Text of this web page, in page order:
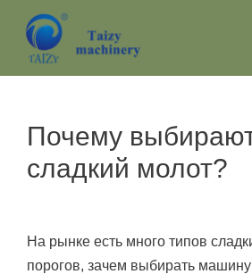
Перейти
содержимому
Почему
сладкий молот?
На рынке есть много типов
порогов, зачем выбирать